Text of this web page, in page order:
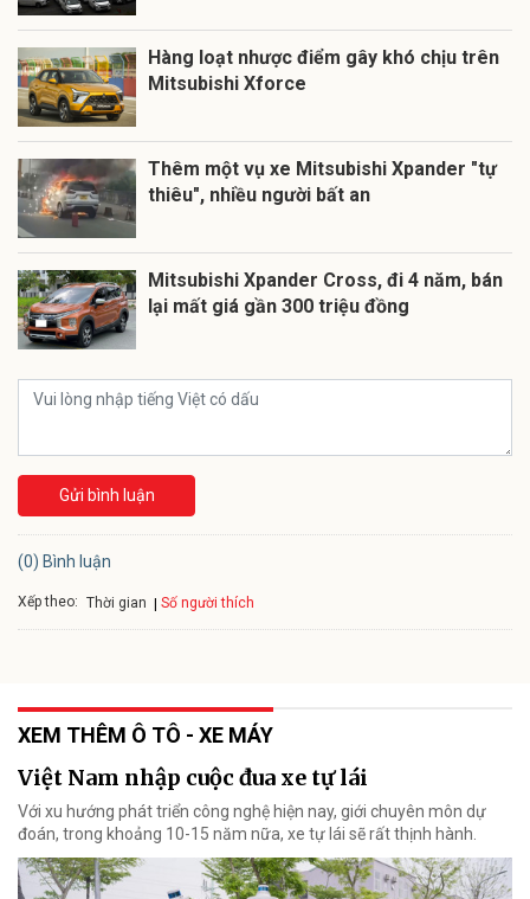
Hàng loạt nhược điểm gây khó chịu trên
Mitsubishi Xforce
Thêm một vụ xe Mitsubishi Xpander "tự
thiêu", nhiều người bất an
Mitsubishi Xpander Cross, đi 4 năm, bán
lại mất giá gần 300 triệu đồng
Gửi bình luận
(0) Bình luận
Xếp theo: Thời gian Số người thích
XEM THÊM Ô TÔ - XE MÁY
Việt Nam nhập cuộc đua xe tự lái
Với xu hướng phát triển công nghệ hiện nay, giới chuyên môn dự
đoán, trong khoảng 10-15 năm nữa, xe tự lái sẽ rất thịnh hành.